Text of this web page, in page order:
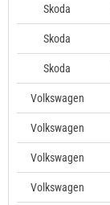
Skoda
Skoda
Skoda
Volkswagen
Volkswagen
Volkswagen
Volkswagen